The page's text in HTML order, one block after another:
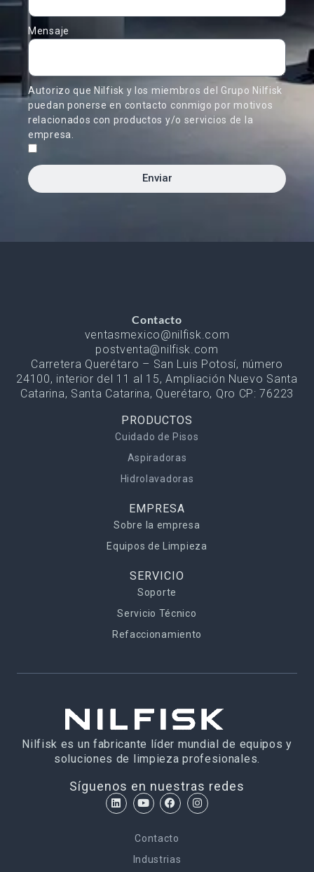
Mensaje
Autorizo que Nilfisk y los miembros del Grupo Nilfisk
puedan ponerse en contacto conmigo por motivos
relacionados con productos y/o servicios de la
empresa.
Enviar
Contacto
ventasmexico@nilfisk.com
postventa@nilfisk.com
Carretera Querétaro – San Luis Potosí, número
24100, interior del 11 al 15, Ampliación Nuevo Santa
Catarina, Santa Catarina, Querétaro, Qro CP: 76223
PRODUCTOS
Cuidado de Pisos
Aspiradoras
Hidrolavadoras
EMPRESA
Sobre la empresa
Equipos de Limpieza
SERVICIO
Soporte
Servicio Técnico
Refaccionamiento
Nilfisk es un fabricante líder mundial de equipos y
soluciones de limpieza profesionales.
Síguenos en nuestras redes
Contacto
Industrias